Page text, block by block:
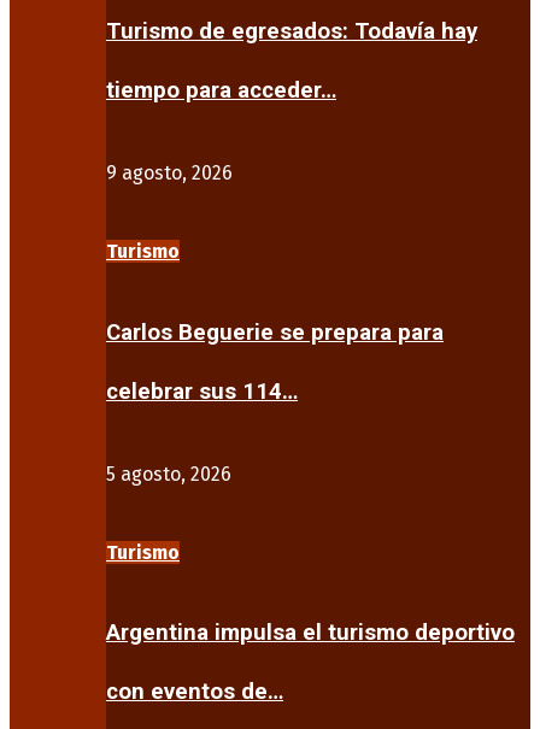
Turismo de egresados: Todavía hay
tiempo para acceder…
9 agosto, 2026
Turismo
Carlos Beguerie se prepara para
celebrar sus 114…
5 agosto, 2026
Turismo
Argentina impulsa el turismo deportivo
con eventos de…